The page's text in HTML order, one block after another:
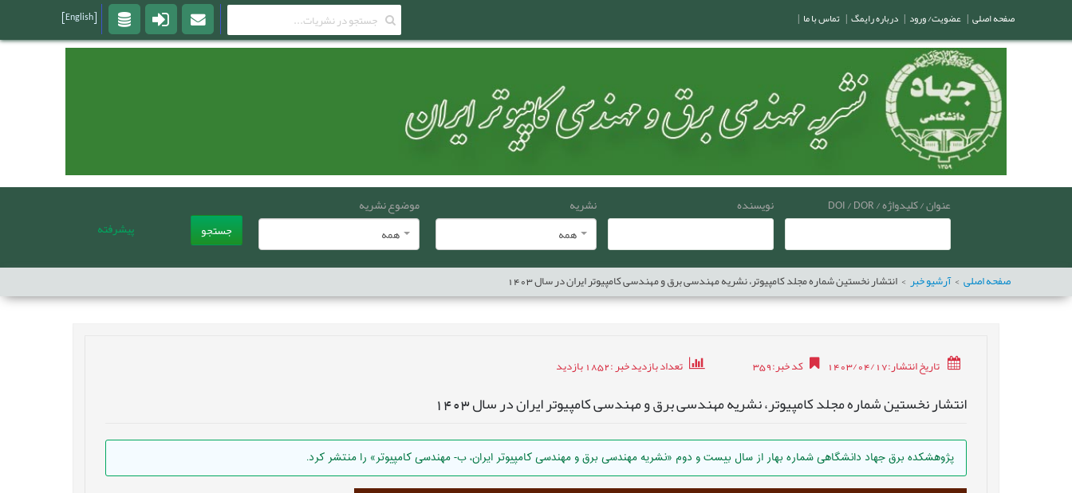
عنوان / کلیدواژه / DOI / DOR نویسنده
نشریه
همه
موضوع نشریه
همه
جستجو پیشرفته
صفحه اصلی آرشیو خبر انتشار نخستین شماره مجلد کامپیوتر، نشریه مهندسی برق و مهندسی کامپیوتر ایران در سال 1403
تاریخ انتشار:1403/04/17 کد خبر:
359 تعداد بازدید خبر:1852 بازدید
انتشار نخستین شماره مجلد کامپیوتر، نشریه مهندسی برق و مهندسی کامپیوتر ایران در سال 1403
پژوهشکده برق جهاد دانشگاهی شماره بهار از سال بیست و دوم «نشریه مهندسی برق و مهندسی کامپیوتر ایران، ب- مهندسی کامپیوتر» را منتشر کرد.
صفحه اصلی | عضویت/ ورود | درباره رایمگ | تماس با ما |
[English]